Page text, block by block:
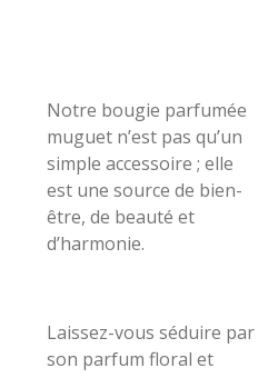
Notre bougie parfumée
muguet n’est pas qu’un
simple accessoire ; elle
est une source de bien-
être, de beauté et
d’harmonie.
Laissez-vous séduire par
son parfum floral et